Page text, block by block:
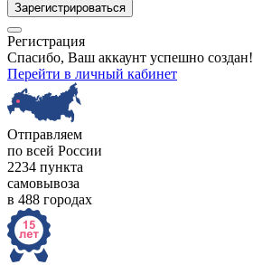
Зарегистрироваться
Регистрация
Спасибо, Ваш аккаунт успешно создан!
Перейти в личный кабинет
Отправляем
по всей России
2234 пункта
самовывоза
в 488 городах